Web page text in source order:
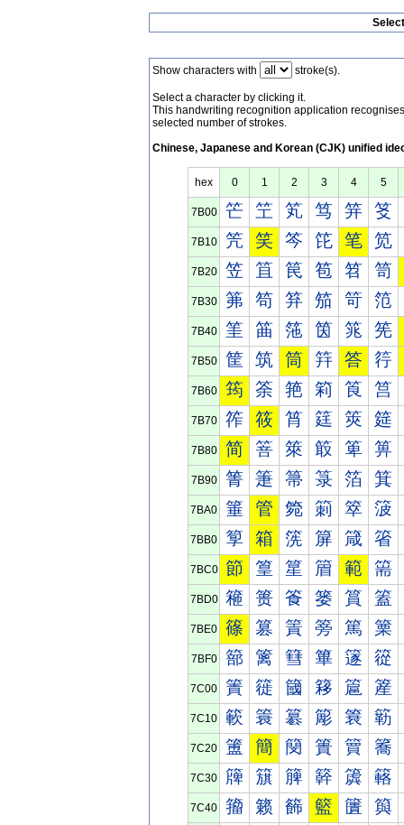
Show characters with stroke(s).
Select a character by clicking it.
This handwriting recognition application
selected number of strokes.
Chinese, Japanese and Korean (CJK) unified
hex 0 1 2 3 4 5
7B00 笀 笁 笂 笃 笄 笅
7B10 笐 笑 笒 笓 笔 笕
7B20 笠 笡 笢 笣 笤 笥
7B30 笰 笱 笲 笳 笴 笵
7B40 筀 筁 筂 筃 筄 筅
7B50 筐 筑 筒 筓 答 筕
7B60 筠 筡 筢 筣 筤 筥
7B70 筰 筱 筲 筳 筴 筵
7B80 简 箁 箂 箃 箄 箅
7B90 箐 箑 箒 箓 箔 箕
7BA0 箠 管 箢 箣 箤 箥
7BB0 箰 箱 箲 箳 箴 箵
7BC0 節 篁 篂 篃 範 篅
7BD0 篐 篑 篒 篓 篔 篕
7BE0 篠 篡 篢 篣 篤 篥
7BF0 篰 篱 篲 篳 篴 篵
7C00 簀 簁 簂 簃 簄 簅
7C10 簐 簑 簒 簓 簔 簕
7C20 簠 簡 簢 簣 簤 簥
7C30 簰 簱 簲 簳 簴 簵
7C40 籀 籁 籂 籃 籄 籅